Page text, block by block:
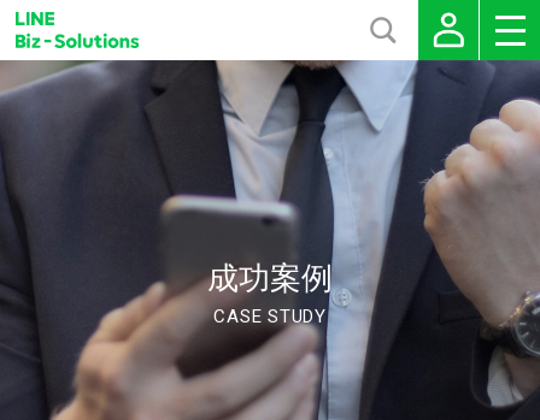
成功案例
CASE STUDY